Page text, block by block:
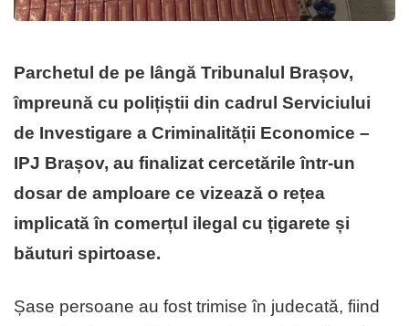
Parchetul de pe lângă Tribunalul Brașov,
împreună cu polițiștii din cadrul Serviciului
de Investigare a Criminalității Economice –
IPJ Brașov, au finalizat cercetările într-un
dosar de amploare ce vizează o rețea
implicată în comerțul ilegal cu țigarete și
băuturi spirtoase.
Șase persoane au fost trimise în judecată, fiind